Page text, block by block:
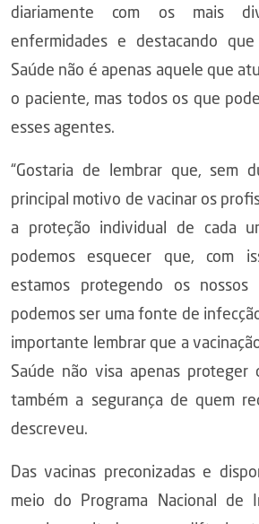
diariamente com os mais
enfermidades e destacando
Saúde não é apenas aquele que
o paciente, mas todos os que
esses agentes.
“Gostaria de lembrar que, sem
principal motivo de vacinar os
a proteção individual de cada
podemos esquecer que, com
estamos protegendo os nossos
podemos ser uma fonte de
importante lembrar que a
Saúde não visa apenas proteger
também a segurança de quem
descreveu.
Das vacinas preconizadas e
meio do Programa Nacional de